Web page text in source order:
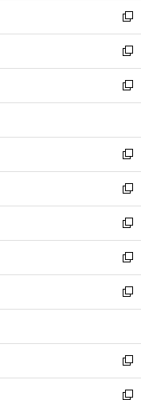
く
で
開
く
ド
ウ
で
開
く
ィ
ン
ド
ウ
で
開
い
ウ
ィ
ン
ド
ウ
開
く
新
し
い
ウ
ィ
ン
ウ
で
開
く
新
し
い
ウ
ン
ド
ウ
で
開
く
新
し
ウ
ィ
ン
ド
ウ
で
開
く
新
し
い
ウ
ィ
ン
ド
ウ
で
開
新
し
い
ウ
ィ
ン
ド
ウ
開
く
新
し
い
ウ
ィ
ン
ウ
で
開
く
新
し
い
ウ
ン
ド
ウ
で
新
し
ウ
ィ
ン
ド
新
し